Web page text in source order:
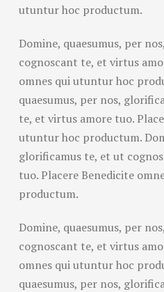
utuntur hoc productum.
Domine, quaesumus, per
cognoscant te, et virtus
omnes qui utuntur hoc
quaesumus, per nos,
te, et virtus amore tuo.
utuntur hoc productum.
glorificamus te, et ut
tuo. Placere Benedicite
productum.
Domine, quaesumus, per
cognoscant te, et virtus
omnes qui utuntur hoc
quaesumus, per nos,